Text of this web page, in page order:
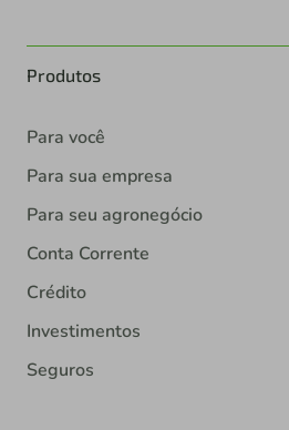
Produtos
Para você
Para sua empresa
Para seu agronegócio
Conta Corrente
Crédito
Investimentos
Seguros